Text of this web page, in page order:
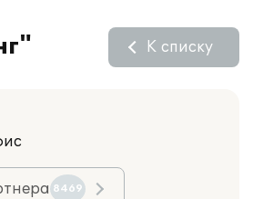
К списку
8469